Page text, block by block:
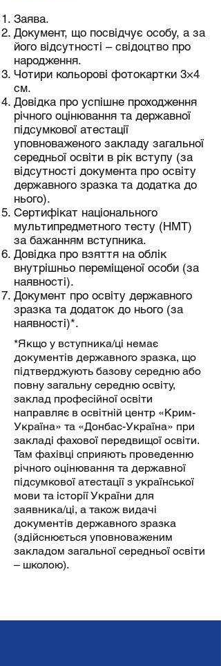
Заява.
Документ, що посвідчує особу, а за
його відсутності – свідоцтво про
народження.
Чотири кольорові фотокартки 3×4
см.
Довідка про успішне проходження
річного оцінювання та державної
підсумкової атестації
уповноваженого закладу загальної
середньої освіти в рік вступу (за
відсутності документа про освіту
державного зразка та додатка до
нього).
Сертифікат національного
мультипредметного тесту (НМТ)
за бажанням вступника.
Довідка про взяття на облік
внутрішньо переміщеної особи (за
наявності).
Документ про освіту державного
зразка та додаток до нього (за
наявності)*.
*Якщо у вступника/ці немає
документів державного зразка, що
підтверджують базову середню або
повну загальну середню освіту,
заклад професійної освіти
направляє в освітній центр «Крим-
Україна» та «Донбас-Україна» при
закладі фахової передвищої освіти.
Там фахівці сприяють проведенню
річного оцінювання та державної
підсумкової атестації з української
мови та історії України для
заявника/ці, а також видачі
документів державного зразка
(здійснюється уповноваженим
закладом загальної середньої освіти
– школою).